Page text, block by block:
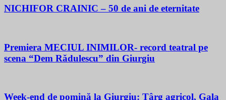
NICHIFOR CRAINIC – 50 de ani de eternitate
Premiera MECIUL INIMILOR- record teatral pe
scena “Dem Rădulescu” din Giurgiu
Week-end de pomină la Giurgiu: Târg agricol, Gala